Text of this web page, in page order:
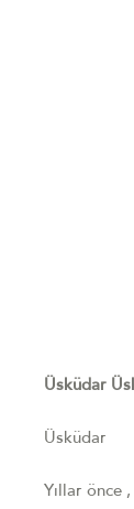
Üsküdar
Üsküdar
Yıllar önce